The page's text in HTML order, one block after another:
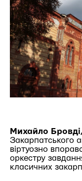
Михайло
Закарпатського
віртуозно
оркестру
класичних